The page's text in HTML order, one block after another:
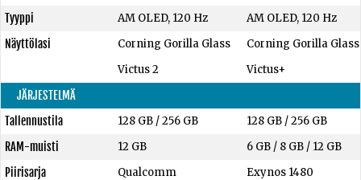
Tyyppi
AM OLED, 120 Hz
AM OLED, 120 Hz
Näyttölasi
Corning Gorilla Glass
Victus 2
Corning Gorilla Glass
Victus+
JÄRJESTELMÄ
Tallennustila
128 GB/256 GB 128 GB /256 GB
RAM-muisti
12 GB 6 GB / 8 GB / 12 GB
Piirisarja
Qualcomm
Exynos 1480